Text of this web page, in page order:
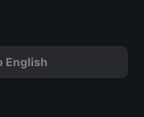
English